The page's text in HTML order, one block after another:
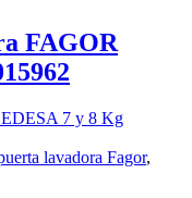
FAGOR
lavadora Fagor,